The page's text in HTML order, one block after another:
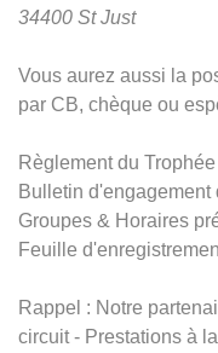
34400 St Just
Vous aurez aussi la
par CB, chèque ou
Règlement du
Bulletin d'engagement
Groupes & Horaires
Feuille
Rappel : Notre
circuit - Prestations à